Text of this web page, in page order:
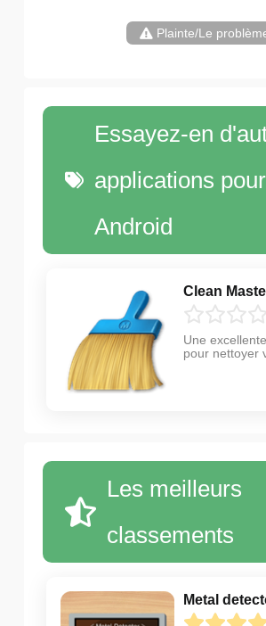
Plainte/Le
Essayez-en
applications pour
Android
Clean
Une
pour nettoyer
Les meilleurs
classements
Metal